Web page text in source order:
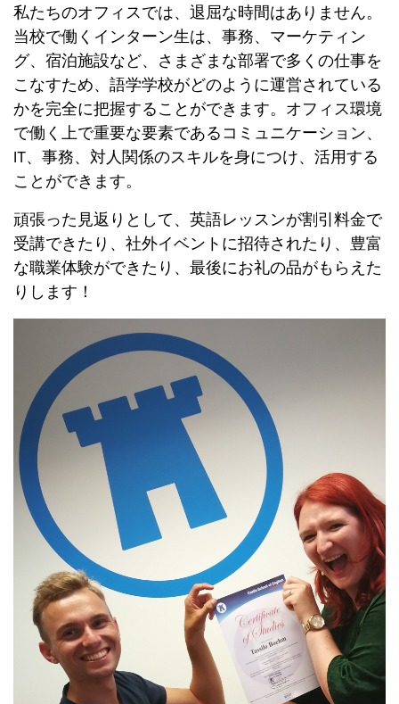
私たちのオフィスでは、退屈な時間はありません。
当校で働くインターン生は、事務、マーケティン
グ、宿泊施設など、さまざまな部署で多くの仕事を
こなすため、語学学校がどのように運営されている
かを完全に把握することができます。オフィス環境
で働く上で重要な要素であるコミュニケーション、
IT、事務、対人関係のスキルを身につけ、活用する
ことができます。
頑張った見返りとして、英語レッスンが割引料金で
受講できたり、社外イベントに招待されたり、豊富
な職業体験ができたり、最後にお礼の品がもらえた
りします！